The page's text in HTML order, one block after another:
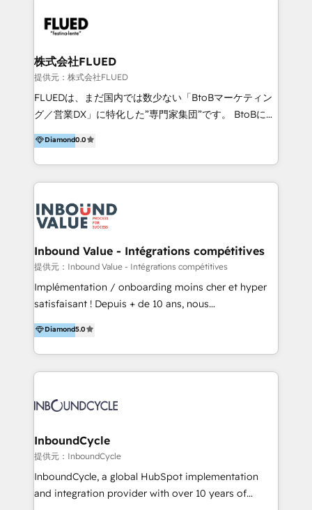
massimizzare il ritorno sugli investimenti.
ナリオ設計まで含めてご提案。「導入して終わり」では
と。それが、ハブワンのスタンスです。 また、
HubSpotはもちろん、ferret One、WordPress、
Movable Type（Power CMS）などの各種CMSを活用
し、延べ100社以上のBtoB企業のサイト制作経験をもと
ーコードテーマテンプレートを独自開発。 企業のさま
ざまな課題やニーズに対して「戦略、設計・デザイン、
『最適なハブ』になります。 ーーーーーーーーーーー
ーーーーーーーーーーーーーーーーーーー 【プロジェ
90分程度） -現状課題の抽出、現実的な目標の確認 -要
件整理、必要十分なHubSpot製品の組合せのご提案 -お
見積り提示・ご承認、スケジュール決定、プロジェクト
キックオフ -マーケティング戦略策定（KGI）、ウェブ
戦略・戦術の設計（KPI） -全体導線遷移設計、ビジュ
プレート構築（CMS Hub） -顧客ライフサイクルステ
義・構築（Marketing Hub） -営業パイプラインの定
（Salesforce,SanSan,freeeなどとのデータ連携） -テ
スト公開・ブラウザチェック -本番公開、操作レクチャ
ー・マニュアル作成 -運用支援開始 ーーーーーーーーー
ーーーーーーーーーーーーーーーーーーーーー まずは
株式会社FLUED
提供元：株式会社FLUED
FLUEDは、まだ国内では数少ない「BtoBマーケティン
グ／営業DX」に特化した”専門家集団”です。 BtoBに特
化し、WEB制作や広告運用などのオンライン施策か
ら、インサイドセールスや展示会などのオフライン施策
まで支援しています。 「経験豊富な”専門家集団”によ
るプロジェクト参加型の支援」で、戦略・企画などのコ
BPO・実務まで幅広いご支援が可能です。 また、2022
年に国内初のBtoB営業DXに関する書籍『業務効率化か
らはじめるBtoB営業DX BtoB営業もここまでデジタル
化できる! 」を出版いたしました。 HubSpotの導入／
活用支援以外にも、下記のようなサービスを提供してい
ます。 - ABMターゲット定義 / リスト作成 - カスタマ
着 - WEB / LP / BtoB-EC制作 - WEB広告(Google/FB
他)運用 - 記事コンテンツ / 動画制作 - インサイドセー
織構築
Diamond0.0
Inbound Value - Intégrations compétitives
提供元：Inbound Value - Intégrations compétitives
Implémentation / onboarding moins cher et hyper
satisfaisant ! Depuis + de 10 ans, nous
accompagnons des entreprises dans
l’automatisation de leur croissance digitale via
HubSpot avec une approche compétitive. Nous
aidons nos clients à générer plus de RDV en
sommes une agence d’Inbound marketing et sales à
Diamond5.0
InboundCycle
提供元：InboundCycle
InboundCycle, a global HubSpot implementation
and integration provider with over 10 years of